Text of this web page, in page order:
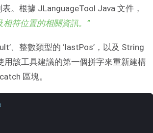
。根據 JLanguageTool Java 文件，
符位置的相關資訊。”
、整數類型的 ‘lastPos’，以及 String
用該工具建議的第一個拼字來重新建構
區塊。
;